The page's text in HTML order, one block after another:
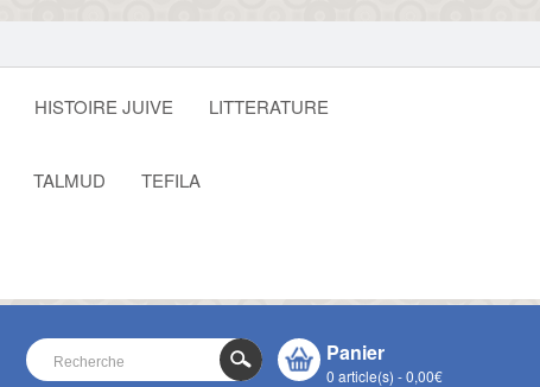
HISTOIRE JUIVE LITTERATURE
TALMUD TEFILA
Panier
0 article(s) - 0,00€